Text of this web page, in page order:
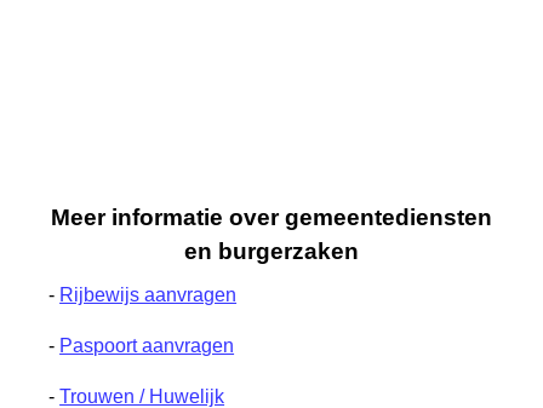
Meer informatie over gemeentediensten
en burgerzaken
- Rijbewijs aanvragen
- Paspoort aanvragen
-Trouwen / Huwelijk